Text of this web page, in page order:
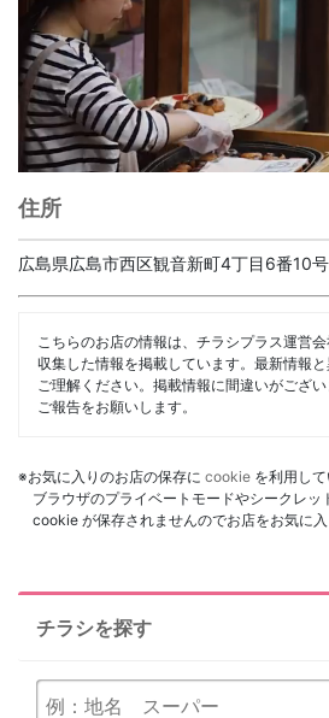
住所
広島県広島市西区観音新町4丁目6番10号
こちらのお店の情報は、チラシプラス運営
収集した情報を掲載しています。最新情報
ご理解ください。掲載情報に間違いがござ
ご報告をお願いします。
※お気に入りのお店の保存に cookie を利用して
ブラウザのプライベートモードやシークレッ
cookie が保存されませんのでお店をお気に入
チラシを探す